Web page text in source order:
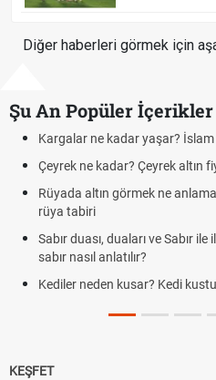
Diğer haberleri görmek için
Şu An Popüler İçerikler
yaşar? İslam dininde karga ne
Çeyrek altın fiyatı kaç TL?
görmek ne anlama geliyor? 8 kısa
duaları ve Sabır ile ilgili ayetler
kusar? Kedi kustuktan sonra ne
KEŞFET